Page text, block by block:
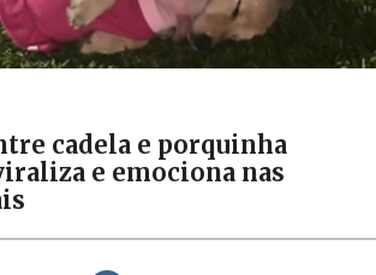
cadela e porquinha
e emociona nas